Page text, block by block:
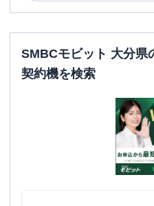
SMBCモビット 大分県
契約機を検索